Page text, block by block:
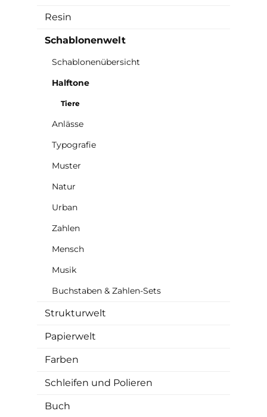
Resin
Schablonenwelt
Schablonenübersicht
Halftone
Tiere
Anlässe
Typografie
Muster
Natur
Urban
Zahlen
Mensch
Musik
Buchstaben & Zahlen-Sets
Strukturwelt
Papierwelt
Farben
Schleifen und Polieren
Buch